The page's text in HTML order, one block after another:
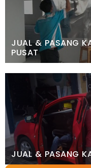
JUAL & PASANG
PUSAT
JUAL & PASANG